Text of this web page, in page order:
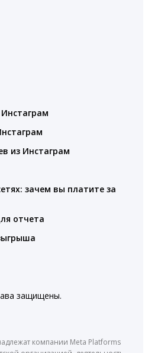
из Инстаграм
зачем вы платите за
отчета
защищены.
компании Meta Platforms